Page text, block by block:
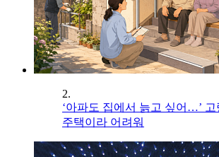
2.
‘아파도 집에서 늙고 싶어…’ 고
주택이라 어려워